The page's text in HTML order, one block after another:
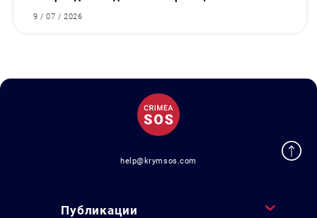
9 / 07 / 2026
help@krymsos.com
Публикации